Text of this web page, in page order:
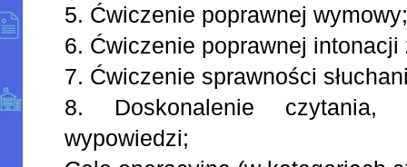
5. Ćwiczenie poprawnej
6. Ćwiczenie poprawnej
7. Ćwiczenie sprawności
8. Doskonalenie czytania,
wypowiedzi;